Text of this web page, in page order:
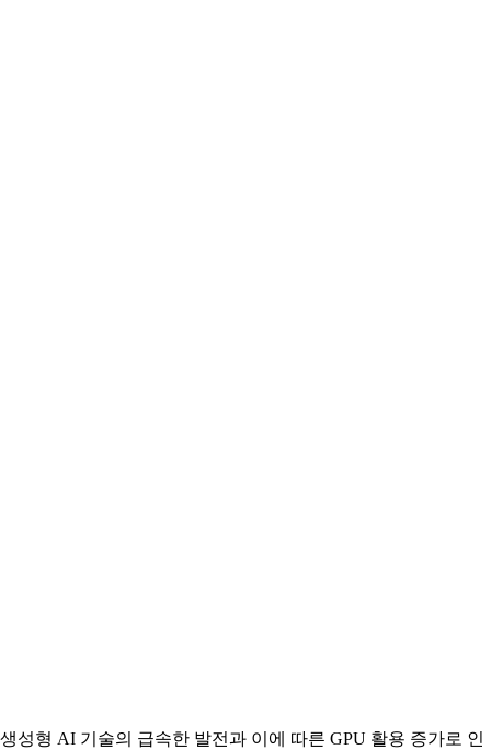
생성형 AI 기술의 급속한 발전과 이에 따른 GPU 활용 증가로 인